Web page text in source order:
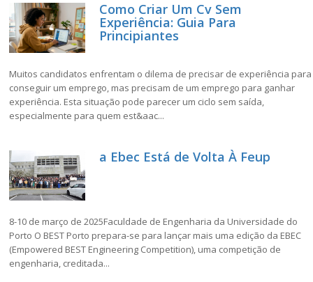
Como Criar Um Cv Sem
Experiência: Guia Para
Principiantes
Muitos candidatos enfrentam o dilema de precisar de experiência para
conseguir um emprego, mas precisam de um emprego para ganhar
experiência. Esta situação pode parecer um ciclo sem saída,
especialmente para quem est&aac...
a Ebec Está de Volta À Feup
8-10 de março de 2025Faculdade de Engenharia da Universidade do
Porto O BEST Porto prepara-se para lançar mais uma edição da EBEC
(Empowered BEST Engineering Competition), uma competição de
engenharia, creditada...